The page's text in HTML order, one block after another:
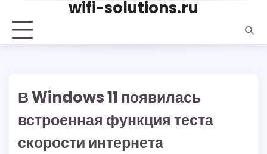
content
wifi-solutions.ru
В Windows 11 появилась
встроенная функция теста
скорости интернета